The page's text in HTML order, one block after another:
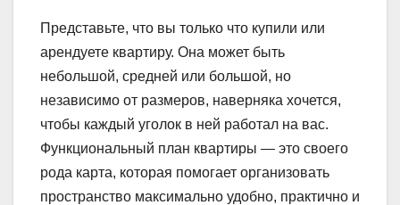
Представьте, что вы только что купили или
арендуете квартиру. Она может быть
небольшой, средней или большой, но
независимо от размеров, наверняка хочется,
чтобы каждый уголок в ней работал на вас.
Функциональный план квартиры — это своего
рода карта, которая помогает организовать
пространство максимально удобно, практично и